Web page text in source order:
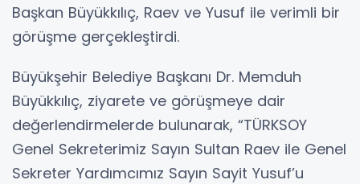
Başkan Büyükkılıç, Raev ve Yusuf ile verimli bir
görüşme gerçekleştirdi.
Büyükşehir Belediye Başkanı Dr. Memduh
Büyükkılıç, ziyarete ve görüşmeye dair
değerlendirmelerde bulunarak, “TÜRKSOY
Genel Sekreterimiz Sayın Sultan Raev ile Genel
Sekreter Yardımcımız Sayın Sayit Yusuf’u